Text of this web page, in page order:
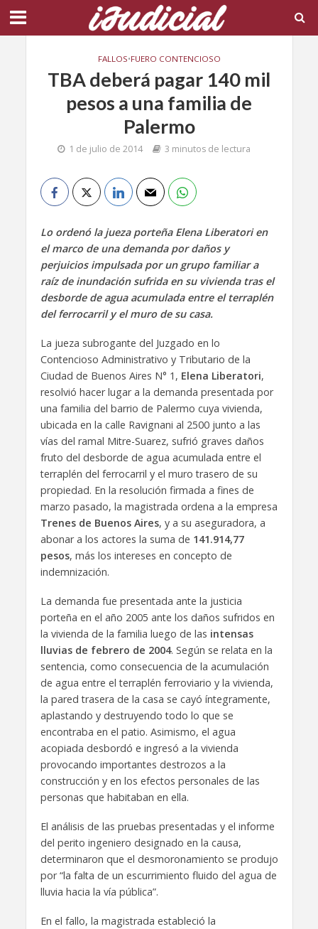
FALLOS•FUERO CONTENCIOSO
TBA deberá pagar 140 mil
pesos a una familia de
Palermo
1 de julio de 2014 3 minutos de lectura
Lo ordenó la jueza porteña Elena Liberatori en
el marco de una demanda por daños y
perjuicios impulsada por un grupo familiar a
raíz de inundación sufrida en su vivienda tras el
desborde de agua acumulada entre el terraplén
del ferrocarril y el muro de su casa.
La jueza subrogante del Juzgado en lo
Contencioso Administrativo y Tributario de la
Ciudad de Buenos Aires N° 1, Elena Liberatori,
resolvió hacer lugar a la demanda presentada por
una familia del barrio de Palermo cuya vivienda,
ubicada en la calle Ravignani al 2500 junto a las
vías del ramal Mitre-Suarez, sufrió graves daños
fruto del desborde de agua acumulada entre el
terraplén del ferrocarril y el muro trasero de su
propiedad. En la resolución firmada a fines de
marzo pasado, la magistrada ordena a la empresa
Trenes de Buenos Aires, y a su aseguradora, a
abonar a los actores la suma de 141.914,77
pesos, más los intereses en concepto de
indemnización.
La demanda fue presentada ante la justicia
porteña en el año 2005 ante los daños sufridos en
la vivienda de la familia luego de las intensas
lluvias de febrero de 2004. Según se relata en la
sentencia, como consecuencia de la acumulación
de agua entre el terraplén ferroviario y la vivienda,
la pared trasera de la casa se cayó íntegramente,
aplastando y destruyendo todo lo que se
encontraba en el patio. Asimismo, el agua
acopiada desbordó e ingresó a la vivienda
provocando importantes destrozos a la
construcción y en los efectos personales de las
personas que habitaban en ella.
El análisis de las pruebas presentadas y el informe
del perito ingeniero designado en la causa,
determinaron que el desmoronamiento se produjo
por “la falta de un escurrimiento fluido del agua de
lluvia hacia la vía pública”.
En el fallo, la magistrada estableció la